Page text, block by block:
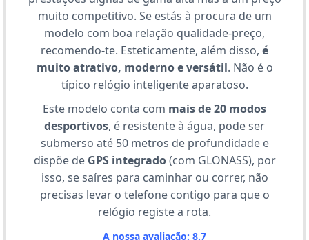
muito competitivo. Se estás à procura de um
modelo com boa relação qualidade-preço,
recomendo-te. Esteticamente, além disso, é
muito atrativo, moderno e versátil. Não é o
típico relógio inteligente aparatoso.
Este modelo conta com mais de 20 modos
desportivos, é resistente à água, pode ser
submerso até 50 metros de profundidade e
dispõe de GPS integrado(com GLONASS), por
isso, se saíres para caminhar ou correr, não
precisas levar o telefone contigo para que o
relógio registe a rota.
A nossa avaliação: 8.7